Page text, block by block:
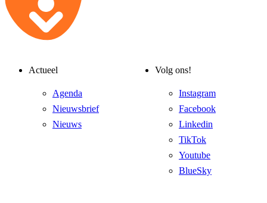
Actueel
Agenda
Nieuwsbrief
Nieuws
Volg ons!
Instagram
Facebook
Linkedin
TikTok
Youtube
BlueSky